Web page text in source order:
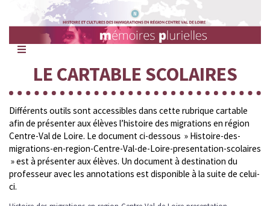
Mémoires
Plurielles
LE CARTABLE SCOLAIRES
Différents outils sont accessibles dans cette rubrique cartable
afin de présenter aux élèves l’histoire des migrations en région
Centre-Val de Loire. Le document ci-dessous » Histoire-des-
migrations-en-region-Centre-Val-de-Loire-presentation-scolaires
» est à présenter aux élèves. Un document à destination du
professeur avec les annotations est disponible à la suite de celui-
ci.